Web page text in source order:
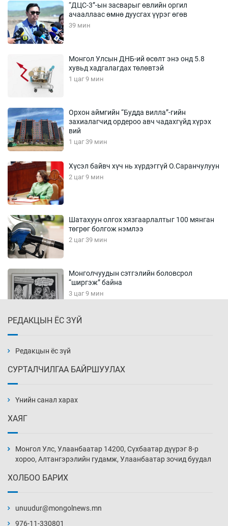
“ДЦС-3”-ын засварыг өвлийн оргил
ачааллаас өмнө дуусгах үүрэг өгөв
39 мин
Монгол Улсын ДНБ-ий өсөлт энэ онд 5.8
хувьд хадгалагдах төлөвтэй
1 цаг 9 мин
Орхон аймгийн “Будда вилла”-гийн
захиалагчид ордероо авч чадахгүйд хүрэх
вий
1 цаг 39 мин
Хүсэл байвч хүч нь хүрдэггүй О.Саранчулуун
2 цаг 9 мин
Шатахуун олгох хязгаарлалтыг 100 мянган
төгрөг болгож нэмлээ
2 цаг 39 мин
Монголчуудын сэтгэлийн боловсрол
“ширгэж” байна
3 цаг 9 мин
2026-08-07
2026-08-07
2026-08-07
2026-08-07
РЕДАКЦЫН ЁС ЗҮЙ
Редакцын ёс зүй
СУРТАЛЧИЛГАА БАЙРШУУЛАХ
Үнийн санал харах
ХАЯГ
Монгол Улс, Улаанбаатар 14200, Сүхбаатар дүүрэг 8-р
хороо, Алтангэрэлийн гудамж, Улаанбаатар зочид буудал
ХОЛБОО БАРИХ
unuudur@mongolnews.mn
976-11-330801